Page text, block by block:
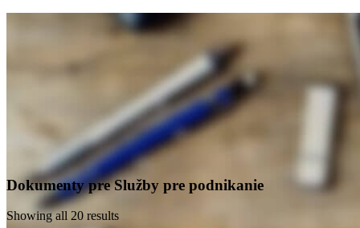
Dokumenty pre Služby pre podnikanie
Showing all 20 results